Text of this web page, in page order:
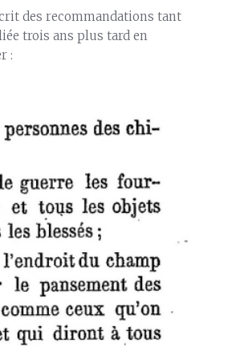
des recommandations tant
trois ans plus tard en
: